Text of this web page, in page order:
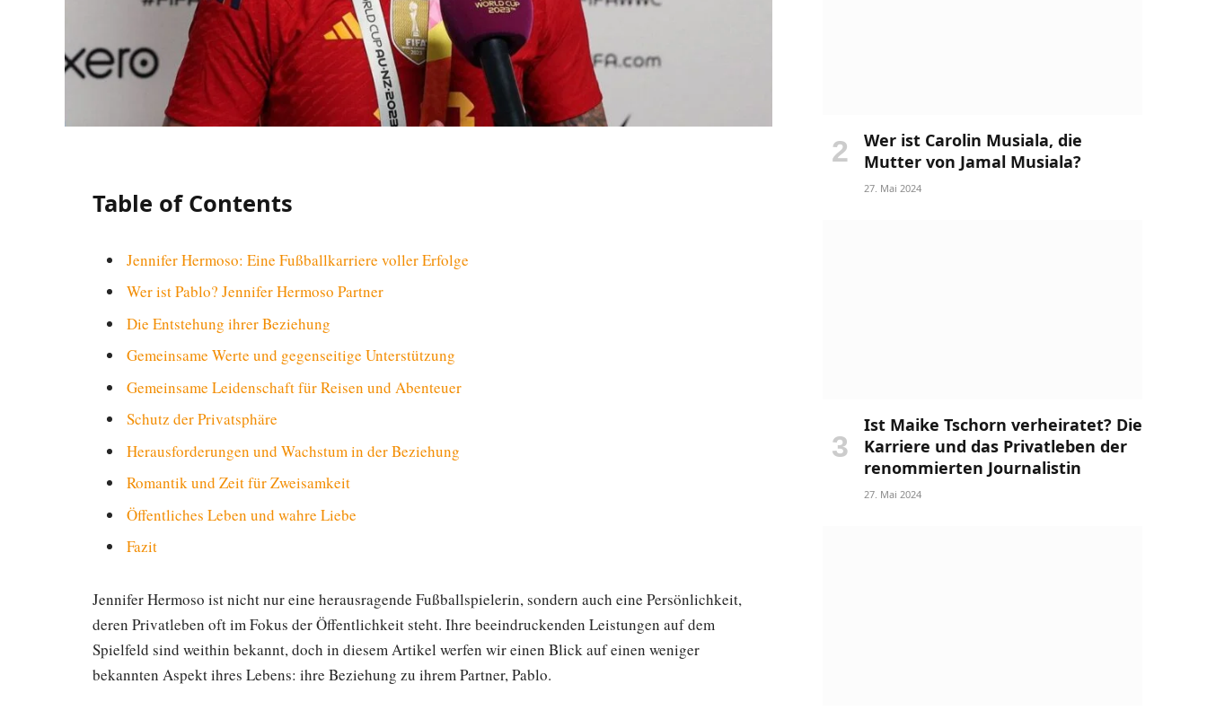
Table of Contents
Jennifer Hermoso: Eine Fußballkarriere voller Erfolge
Wer ist Pablo? Jennifer Hermoso Partner
Die Entstehung ihrer Beziehung
Gemeinsame Werte und gegenseitige Unterstützung
Gemeinsame Leidenschaft für Reisen und Abenteuer
Schutz der Privatsphäre
Herausforderungen und Wachstum in der Beziehung
Romantik und Zeit für Zweisamkeit
Öffentliches Leben und wahre Liebe
Fazit
Jennifer Hermoso ist nicht nur eine herausragende Fußballspielerin, sondern auch eine Persönlichkeit,
deren Privatleben oft im Fokus der Öffentlichkeit steht. Ihre beeindruckenden Leistungen auf dem
Spielfeld sind weithin bekannt, doch in diesem Artikel werfen wir einen Blick auf einen weniger
bekannten Aspekt ihres Lebens: ihre Beziehung zu ihrem Partner, Pablo.
Wer ist Carolin Musiala, die
Mutter von Jamal Musiala?
27. Mai 2024
Ist Maike Tschorn verheiratet? Die
Karriere und das Privatleben der
renommierten Journalistin
27. Mai 2024